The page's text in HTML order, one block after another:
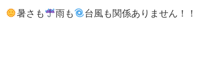
暑さも 雨も 台風も関係ありません！！